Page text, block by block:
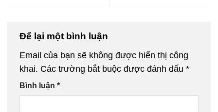
Để lại một bình luận
Email của bạn sẽ không được hiển thị công
khai. Các trường bắt buộc được đánh dấu *
Bình luận *